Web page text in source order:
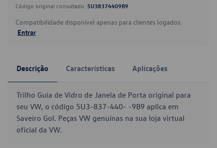
Código original consultado: 5U38374409B9
Compatibilidade disponível apenas para clientes logados.
Entrar
Descrição Características Aplicações
Trilho Guia de Vidro de Janela de Porta original para
seu VW, o código 5U3-837-440- -9B9 aplica em
Saveiro Gol. Peças VW genuínas na sua loja virtual
oficial da VW.